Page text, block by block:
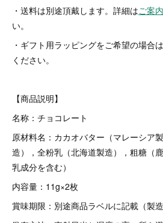
・送料は別途頂戴します。詳細はご案
い。
・ギフト用ラッピングをご希望の場合は
ください。
【商品説明】
名称：チョコレート
原材料名：カカオバター（マレーシア
造），全粉乳（北海道製造），粗糖（
乳成分を含む）
内容量：11g×2枚
賞味期限：別途商品ラベルに記載（製造